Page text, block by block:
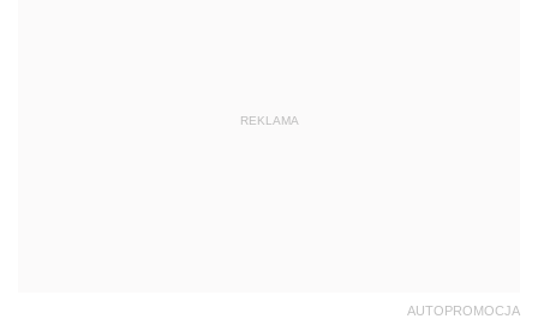
REKLAMA
AUTOPROMOCJA